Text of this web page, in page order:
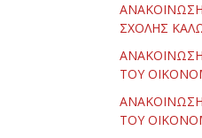
ΣΧΟΛΗΣ
ΤΟΥ
ΤΟΥ